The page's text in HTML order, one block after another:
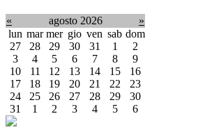
« agosto 2026
»
lun mar mer gio ven sab dom
27
28 29 30 31 1
2
3
4 5 6 7 8
9
10
11 12 13 14 15
16
17
18 19 20 21 22
23
24
25 26 27 28 29
30
31
1 2 3 4 5 6